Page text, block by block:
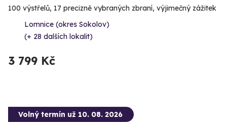
100 výstřelů, 17 precizně vybraných zbraní, výjimečný zážitek
Lomnice (okres Sokolov)
(+ 28 dalších lokalit)
3 799 Kč
Volný termín už 10. 08. 2026